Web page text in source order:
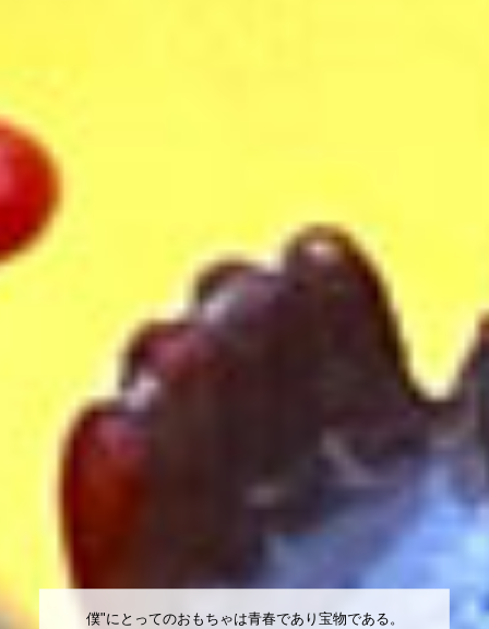
僕"にとってのおもちゃは青春であり宝物である。